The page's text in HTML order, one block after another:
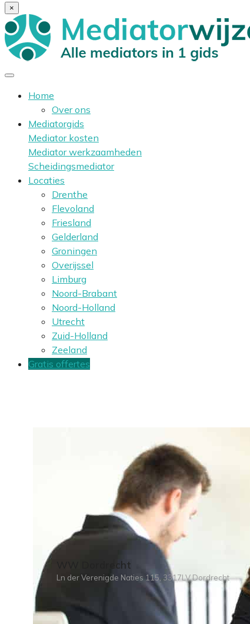
×
Home
Over ons
Mediatorgids
Mediator kosten
Mediator werkzaamheden
Scheidingsmediator
Locaties
Drenthe
Flevoland
Friesland
Gelderland
Groningen
Overijssel
Limburg
Noord-Brabant
Noord-Holland
Utrecht
Zuid-Holland
Zeeland
Gratis offertes
WW Dordrecht
Ln der Verenigde Naties 115, 3317LV Dordrecht